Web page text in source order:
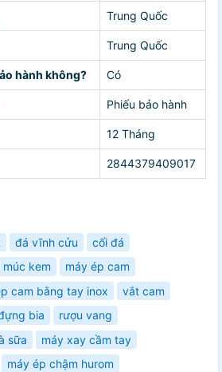
Trung Quốc
Trung Quốc
hành không? Có
Phiếu bảo hành
12 Tháng
2844379409017
đá vĩnh cửu
cối đá
múc kem
máy ép cam
cam bằng tay inox
vắt cam
bia
rượu vang
sữa
máy xay cầm tay
máy ép chậm hurom